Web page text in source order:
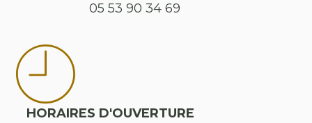
05 53 90 34 69
HORAIRES D'OUVERTURE